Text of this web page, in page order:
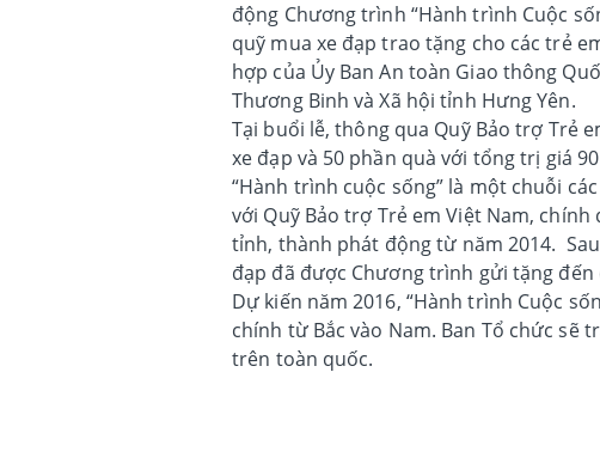
động Chương trình “Hành trình Cuộc
quỹ mua xe đạp trao tặng cho các trẻ
hợp của Ủy Ban An toàn Giao thông
Thương Binh và Xã hội tỉnh Hưng Yên.
Tại buổi lễ, thông qua Quỹ Bảo trợ Trẻ
xe đạp và 50 phần quà với tổng trị giá
“Hành trình cuộc sống” là một chuỗi
với Quỹ Bảo trợ Trẻ em Việt Nam,
tỉnh, thành phát động từ năm 2014.
đạp đã được Chương trình gửi tặng
Dự kiến năm 2016, “Hành trình Cuộc
chính từ Bắc vào Nam. Ban Tổ chức sẽ
trên toàn quốc.